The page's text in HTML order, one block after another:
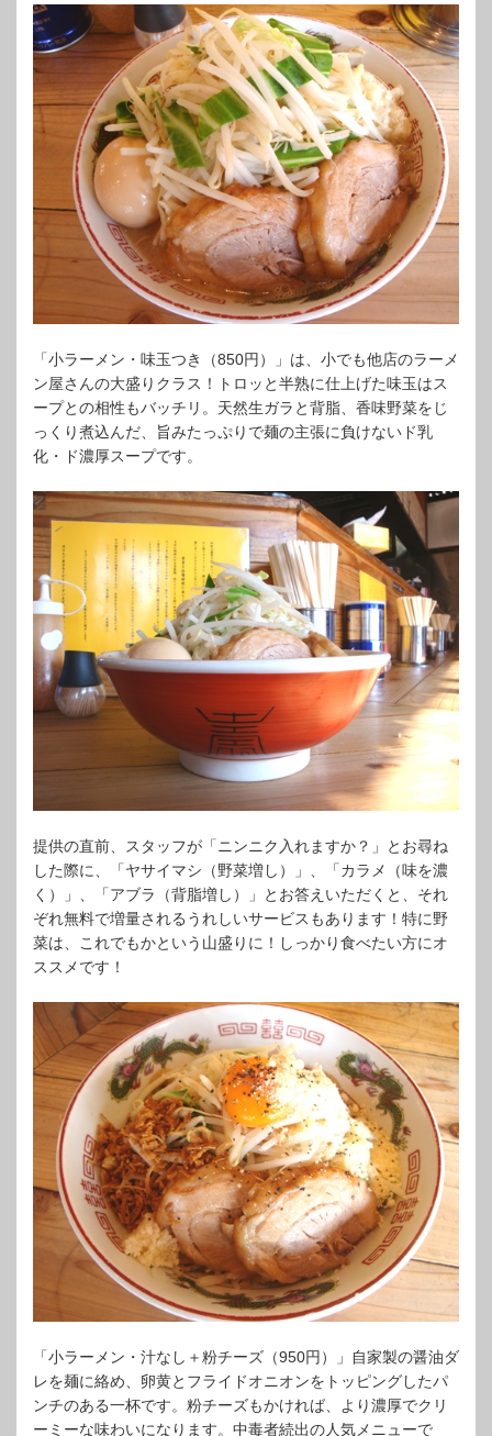
「小ラーメン・味玉つき（850円）」は、小でも他店のラーメ
ン屋さんの大盛りクラス！トロッと半熟に仕上げた味玉はス
ープとの相性もバッチリ。天然生ガラと背脂、香味野菜をじ
っくり煮込んだ、旨みたっぷりで麺の主張に負けないド乳
化・ド濃厚スープです。
提供の直前、スタッフが「ニンニク入れますか？」とお尋ね
した際に、「ヤサイマシ（野菜増し）」、「カラメ（味を濃
く）」、「アブラ（背脂増し）」とお答えいただくと、それ
ぞれ無料で増量されるうれしいサービスもあります！特に野
菜は、これでもかという山盛りに！しっかり食べたい方にオ
ススメです！
「小ラーメン・汁なし＋粉チーズ（950円）」自家製の醤油ダ
レを麺に絡め、卵黄とフライドオニオンをトッピングしたパ
ンチのある一杯です。粉チーズもかければ、より濃厚でクリ
ーミーな味わいになります。中毒者続出の人気メニューで